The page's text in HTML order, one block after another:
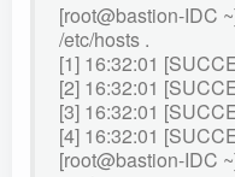
[root@bastion-IDC
/etc/hosts .
[1] 16:32:01
[2] 16:32:01
[3] 16:32:01
[4] 16:32:01
[root@bastion-IDC